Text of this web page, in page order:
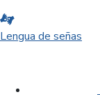
Lengua de señas